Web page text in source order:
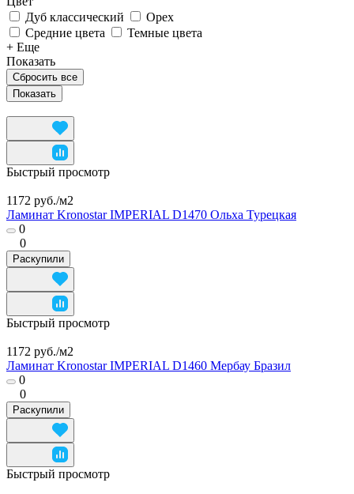
Дуб классический
Орех
Средние цвета
Темные цвета
+ Еще
Показать
Сбросить все
Быстрый просмотр
1172 руб./м2
Ламинат Kronostar IMPERIAL D1470 Ольха Турецкая
0
0
Раскупили
Быстрый просмотр
1172 руб./м2
Ламинат Kronostar IMPERIAL D1460 Мербау Бразил
0
0
Раскупили
Быстрый просмотр